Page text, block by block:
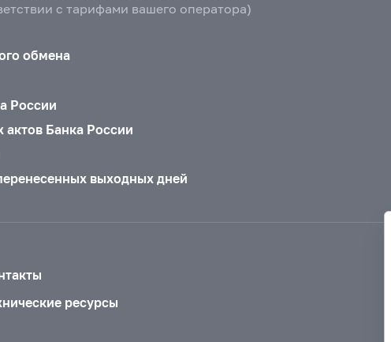
с тарифами вашего оператора)
обмена
России
Банка России
выходных дней
ресурсы